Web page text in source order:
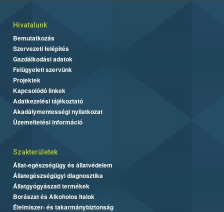
Hivatalunk
Bemutatkozás
Szervezeti felépítés
Gazdálkodási adatok
Felügyeleti szervünk
Projektek
Kapcsolódó linkek
Adatkezelési tájékoztató
Akadálymentességi nyilatkozat
Üzemeltetési információ
Szakterületek
Állat-egészségügy és állatvédelem
Állategészségügyi diagnosztika
Állatgyógyászati termékek
Borászat és Alkoholos Italok
Élelmiszer- és takarmánybiztonság